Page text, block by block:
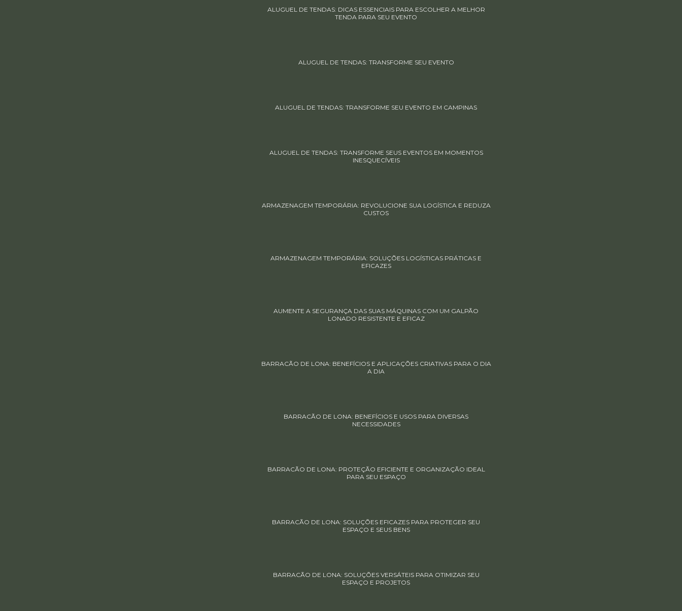
ALUGUEL DE TENDAS: DICAS ESSENCIAIS PARA ESCOLHER A MELHOR
TENDA PARA SEU EVENTO
ALUGUEL DE TENDAS: TRANSFORME SEU EVENTO
ALUGUEL DE TENDAS: TRANSFORME SEU EVENTO EM CAMPINAS
ALUGUEL DE TENDAS: TRANSFORME SEUS EVENTOS EM MOMENTOS
INESQUECÍVEIS
ARMAZENAGEM TEMPORÁRIA: REVOLUCIONE SUA LOGÍSTICA E REDUZA
CUSTOS
ARMAZENAGEM TEMPORÁRIA: SOLUÇÕES LOGÍSTICAS PRÁTICAS E
EFICAZES
AUMENTE A SEGURANÇA DAS SUAS MÁQUINAS COM UM GALPÃO
LONADO RESISTENTE E EFICAZ
BARRACÃO DE LONA: BENEFÍCIOS E APLICAÇÕES CRIATIVAS PARA O DIA
A DIA
BARRACÃO DE LONA: BENEFÍCIOS E USOS PARA DIVERSAS
NECESSIDADES
BARRACÃO DE LONA: PROTEÇÃO EFICIENTE E ORGANIZAÇÃO IDEAL
PARA SEU ESPAÇO
BARRACÃO DE LONA: SOLUÇÕES EFICAZES PARA PROTEGER SEU
ESPAÇO E SEUS BENS
BARRACÃO DE LONA: SOLUÇÕES VERSÁTEIS PARA OTIMIZAR SEU
ESPAÇO E PROJETOS